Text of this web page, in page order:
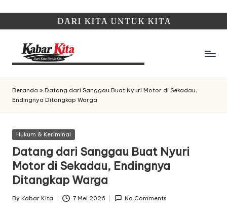
content
K
a
b
a
r
K
it
a
Beranda » Datang dari Sanggau Buat Nyuri Motor di Sekadau,
Endingnya Ditangkap Warga
Posted
Hukum & Keriminal
Datang dari Sanggau Buat Nyuri
Motor di Sekadau, Endingnya
Ditangkap Warga
Posted
By Kabar Kita 7 Mei 2026 No Comments